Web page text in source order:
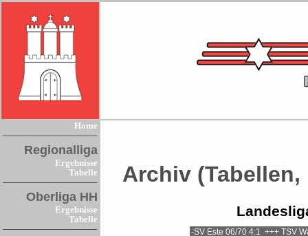
Home
Regionalliga
Ergebnisse
Tabelle
Oberliga HH
Ergebnisse
Tabelle
Archiv